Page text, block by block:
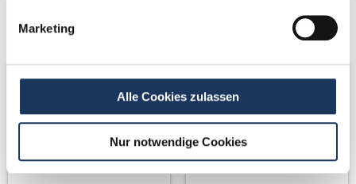
Marketing
Alle Cookies zulassen
Nur notwendige Cookies
Netzwerk-Partner Netzwerk-Partner